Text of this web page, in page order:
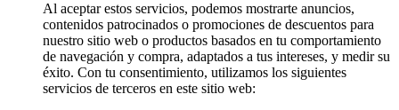
Al aceptar estos servicios, podemos mostrarte anuncios,
contenidos patrocinados o promociones de descuentos para
nuestro sitio web o productos basados en tu comportamiento
de navegación y compra, adaptados a tus intereses, y medir su
éxito. Con tu consentimiento, utilizamos los siguientes
servicios de terceros en este sitio web: